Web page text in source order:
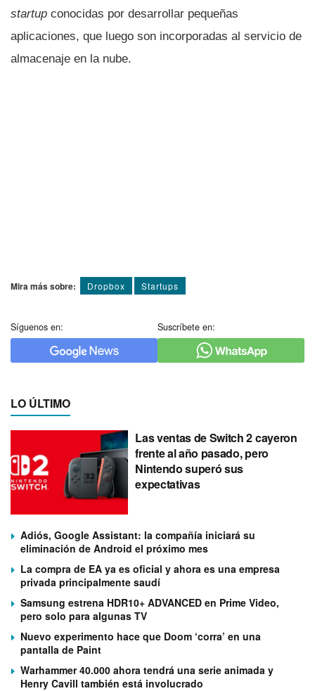
startup conocidas por desarrollar pequeñas
aplicaciones, que luego son incorporadas al servicio de
almacenaje en la nube.
Mira más sobre: Dropbox Startups
Síguenos en: Suscríbete en:
LO ÚLTIMO
Las ventas de Switch 2 cayeron
frente al año pasado, pero
Nintendo superó sus
expectativas
Adiós, Google Assistant: la compañía iniciará su
eliminación de Android el próximo mes
La compra de EA ya es oficial y ahora es una empresa
privada principalmente saudí
Samsung estrena HDR10+ ADVANCED en Prime Video,
pero solo para algunas TV
Nuevo experimento hace que Doom ‘corra’ en una
pantalla de Paint
Warhammer 40.000 ahora tendrá una serie animada y
Henry Cavill también está involucrado